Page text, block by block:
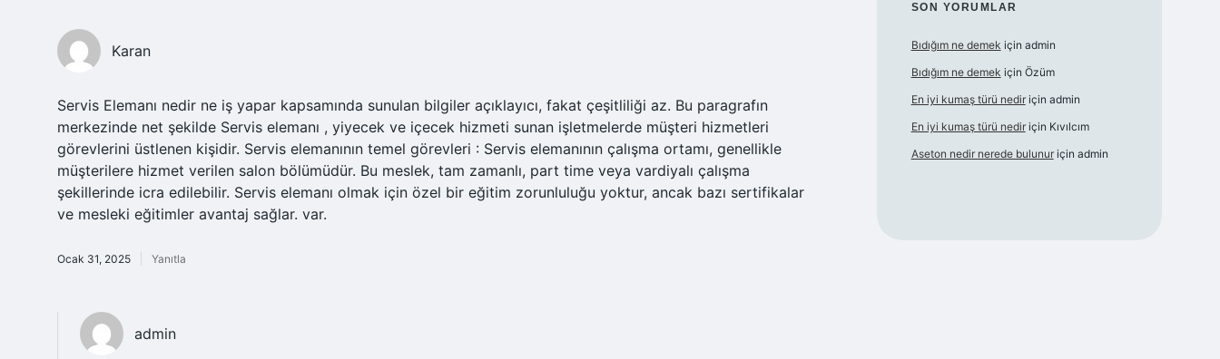
Karan
Servis Elemanı nedir ne iş yapar kapsamında sunulan bilgiler açıklayıcı, fakat çeşitliliği az. Bu paragrafın
merkezinde net şekilde Servis elemanı , yiyecek ve içecek hizmeti sunan işletmelerde müşteri hizmetleri
görevlerini üstlenen kişidir. Servis elemanının temel görevleri : Servis elemanının çalışma ortamı, genellikle
müşterilere hizmet verilen salon bölümüdür. Bu meslek, tam zamanlı, part time veya vardiyalı çalışma
şekillerinde icra edilebilir. Servis elemanı olmak için özel bir eğitim zorunluluğu yoktur, ancak bazı sertifikalar
ve mesleki eğitimler avantaj sağlar. var.
Ocak 31, 2025 Yanıtla
admin
SON YORUMLAR
Bıdığım ne demek için admin
Bıdığım ne demek için Özüm
En iyi kumaş türü nediriçin admin
En iyi kumaş türü nediriçin Kıvılcım
Aseton nedir nerede bulunuriçin admin